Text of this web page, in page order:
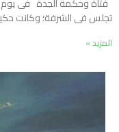
تجلس فى الشرفة؛ وكانت
المزيد »